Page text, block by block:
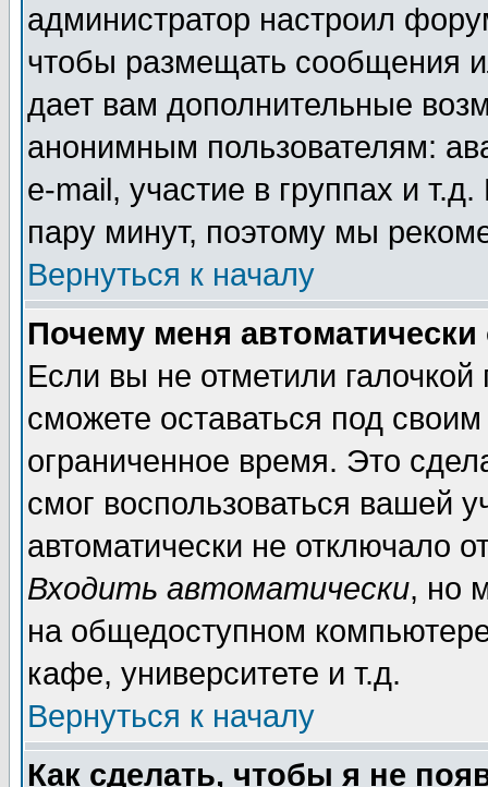
администратор настроил
чтобы размещать сообщения
дает вам дополнительные
анонимным пользователям:
e-mail, участие в группах и
пару минут, поэтому мы
Вернуться к началу
Почему меня автоматически
Если вы не отметили галочкой
сможете оставаться под
ограниченное время. Это
смог воспользоваться вашей
автоматически не отключало
Входить автоматически, но
на общедоступном
кафе, университете и т.д.
Вернуться к началу
Как сделать, чтобы я не